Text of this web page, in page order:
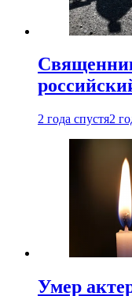
2 года спустя2
Умер